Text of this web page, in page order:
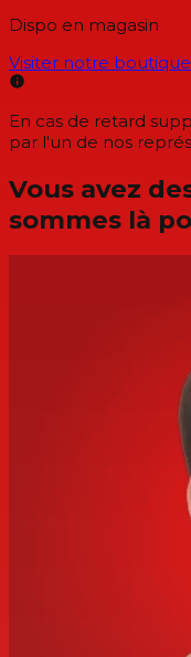
Dispo en magasin
Visiter notre boutique
En cas de retard
par l'un de nos
Vous avez
sommes là